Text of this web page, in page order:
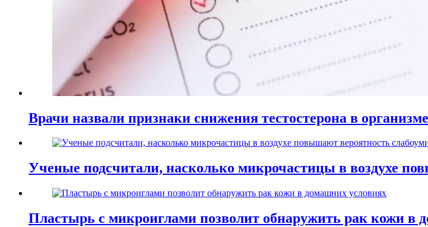
Врачи назвали признаки снижения тестостерона в организме
Ученые подсчитали, насколько микрочастицы в воздухе
Пластырь с микроиглами позволит обнаружить рак кожи в